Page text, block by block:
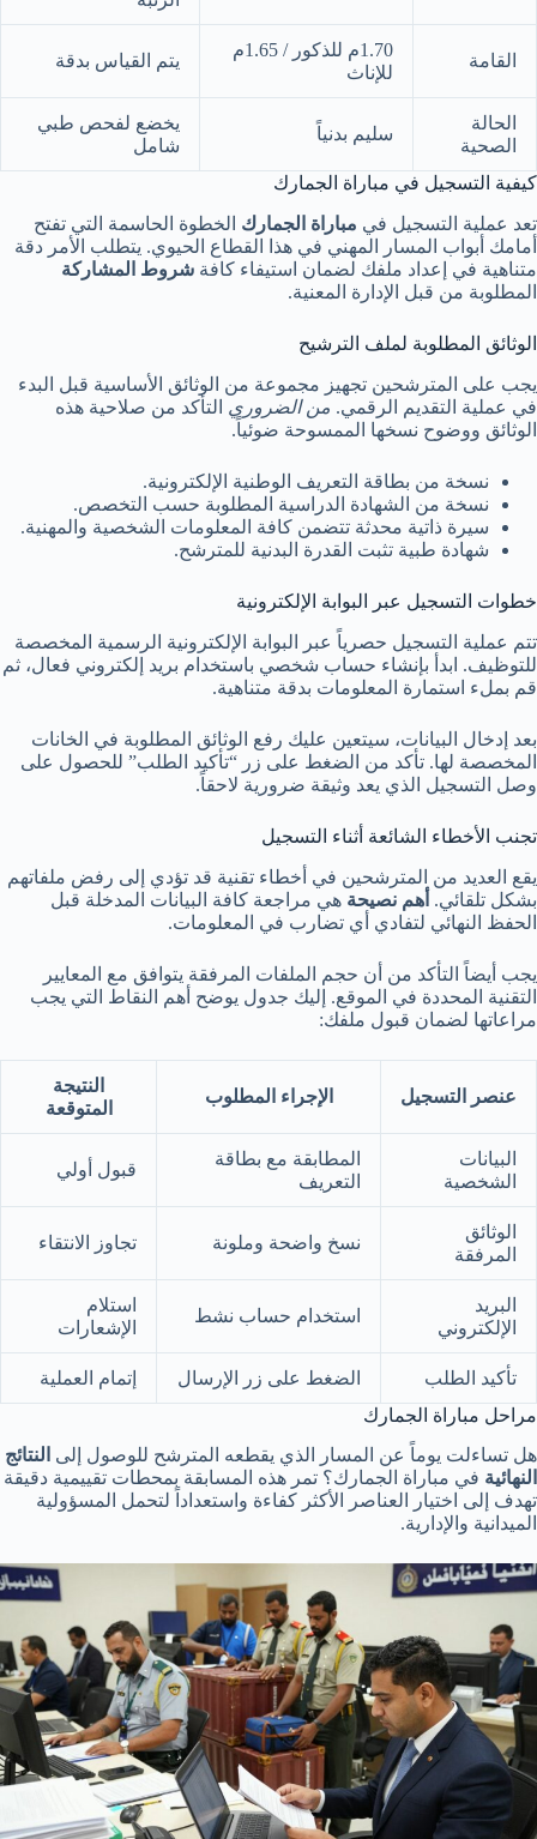
القامة
1.70م للذكور / 1.65م
للإناث
يتم القياس بدقة
الحالة
الصحية
سليم بدنياً
يخضع لفحص طبي
شامل
كيفية التسجيل في مباراة الجمارك
تعد عملية التسجيل في مباراة الجمارك الخطوة الحاسمة التي تفتح
أمامك أبواب المسار المهني في هذا القطاع الحيوي. يتطلب الأمر دقة
متناهية في إعداد ملفك لضمان استيفاء كافة شروط المشاركة
المطلوبة من قبل الإدارة المعنية.
الوثائق المطلوبة لملف الترشيح
يجب على المترشحين تجهيز مجموعة من الوثائق الأساسية قبل البدء
في عملية التقديم الرقمي. من الضروري التأكد من صلاحية هذه
الوثائق ووضوح نسخها الممسوحة ضوئياً.
نسخة من بطاقة التعريف الوطنية الإلكترونية.
نسخة من الشهادة الدراسية المطلوبة حسب التخصص.
سيرة ذاتية محدثة تتضمن كافة المعلومات الشخصية والمهنية.
شهادة طبية تثبت القدرة البدنية للمترشح.
خطوات التسجيل عبر البوابة الإلكترونية
تتم عملية التسجيل حصرياً عبر البوابة الإلكترونية الرسمية المخصصة
للتوظيف. ابدأ بإنشاء حساب شخصي باستخدام بريد إلكتروني فعال، ثم
قم بملء استمارة المعلومات بدقة متناهية.
بعد إدخال البيانات، سيتعين عليك رفع الوثائق المطلوبة في الخانات
المخصصة لها. تأكد من الضغط على زر “تأكيد الطلب” للحصول على
وصل التسجيل الذي يعد وثيقة ضرورية لاحقاً.
تجنب الأخطاء الشائعة أثناء التسجيل
يقع العديد من المترشحين في أخطاء تقنية قد تؤدي إلى رفض ملفاتهم
بشكل تلقائي. أهم نصيحة هي مراجعة كافة البيانات المدخلة قبل
الحفظ النهائي لتفادي أي تضارب في المعلومات.
يجب أيضاً التأكد من أن حجم الملفات المرفقة يتوافق مع المعايير
التقنية المحددة في الموقع. إليك جدول يوضح أهم النقاط التي يجب
مراعاتها لضمان قبول ملفك:
عنصر التسجيل الإجراء المطلوب
النتيجة
المتوقعة
البيانات
الشخصية
المطابقة مع بطاقة
التعريف
قبول أولي
الوثائق
المرفقة
نسخ واضحة وملونة تجاوز الانتقاء
البريد
الإلكتروني
استخدام حساب نشط
استلام
الإشعارات
تأكيد الطلب الضغط على زر الإرسال
إتمام العملية
مراحل مباراة الجمارك
هل تساءلت يوماً عن المسار الذي يقطعه المترشح للوصول إلى النتائج
النهائية في مباراة الجمارك؟ تمر هذه المسابقة بمحطات تقييمية دقيقة
تهدف إلى اختيار العناصر الأكثر كفاءة واستعداداً لتحمل المسؤولية
الميدانية والإدارية.